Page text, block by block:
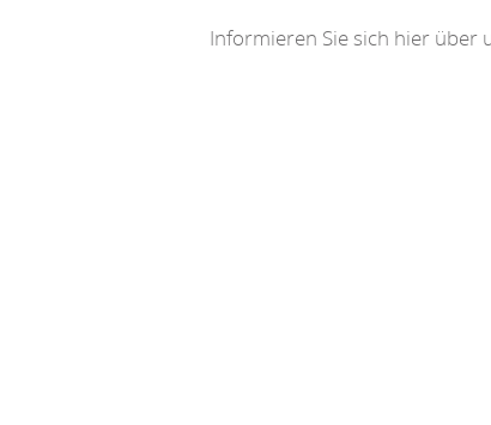
Informieren Sie sich hier über